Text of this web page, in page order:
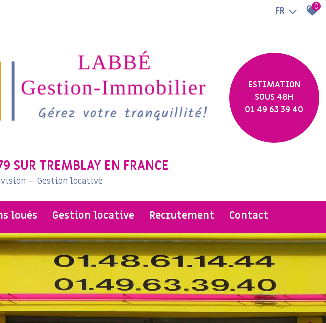
FR 0
SUR TREMBLAY EN FRANCE
– Gestion locative
loués gestion locative recrutement contact
ESTIMATION
SOUS 48H
01 49 63 39 40